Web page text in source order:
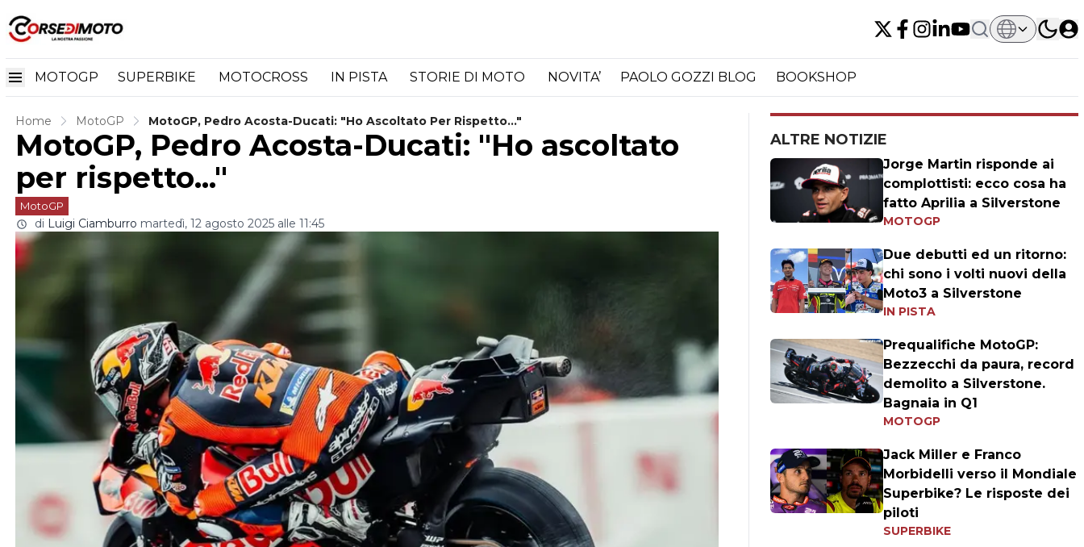
MOTOGP SUPERBIKE MOTOCROSS IN PISTA STORIE DI MOTO NOVITA’ PAOLO GOZZI BLOG BOOKSHOP
Home MotoGP MotoGP, Pedro Acosta-Ducati: "Ho Ascoltato Per Rispetto..."
MotoGP, Pedro Acosta-Ducati: "Ho ascoltato
per rispetto..."
MotoGP
di Luigi Ciamburro martedì, 12 agosto 2025 alle 11:45
ALTRE NOTIZIE
Jorge Martin risponde ai
complottisti: ecco cosa ha
fatto Aprilia a Silverstone
MOTOGP
Due debutti ed un ritorno:
chi sono i volti nuovi della
Moto3 a Silverstone
IN PISTA
Prequalifiche MotoGP:
Bezzecchi da paura, record
demolito a Silverstone.
Bagnaia in Q1
MOTOGP
Jack Miller e Franco
Morbidelli verso il Mondiale
Superbike? Le risposte dei
piloti
SUPERBIKE